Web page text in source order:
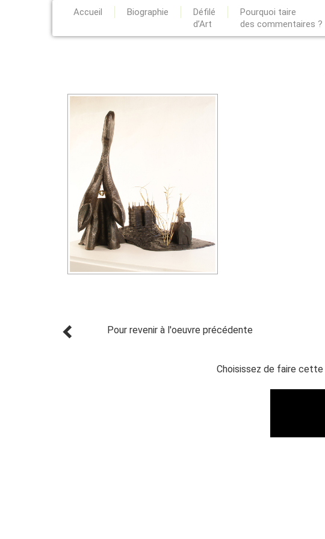
Accueil Biographie
Défilé
d’Art
Pourquoi taire
des commentaires ?
Pour revenir à l'oeuvre précédente
Choisissez de faire cette